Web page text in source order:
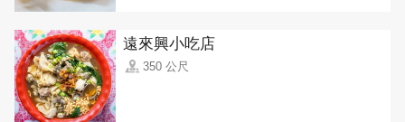
遠來興小吃店
350 公尺